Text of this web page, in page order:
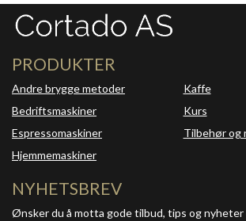
PRODUKTER
Andre brygge metoder
Bedriftsmaskiner
Espressomaskiner
Hjemmemaskiner
Kaffe
Kurs
Tilbehør og
NYHETSBREV
Ønsker du å motta gode tilbud, tips og